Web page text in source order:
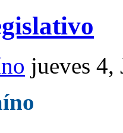
jueves 4,